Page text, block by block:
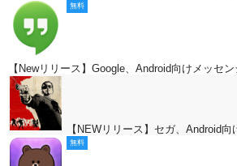
無料
【Newリリース】Google、Android向けメッセ
【NEWリリース】セガ、Android
無料